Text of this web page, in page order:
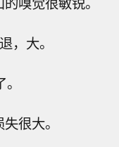
，大。
很大。